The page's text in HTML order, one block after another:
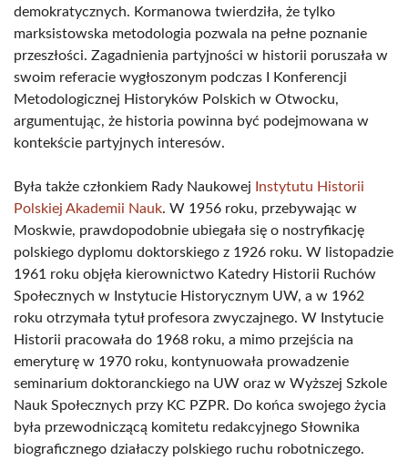
demokratycznych. Kormanowa twierdziła, że tylko
marksistowska metodologia pozwala na pełne poznanie
przeszłości. Zagadnienia partyjności w historii poruszała w
swoim referacie wygłoszonym podczas I Konferencji
Metodologicznej Historyków Polskich w Otwocku,
argumentując, że historia powinna być podejmowana w
kontekście partyjnych interesów.
Była także członkiem Rady Naukowej
Instytutu Historii
Polskiej Akademii Nauk. W 1956 roku, przebywając w
Moskwie, prawdopodobnie ubiegała się o nostryfikację
polskiego dyplomu doktorskiego z 1926 roku. W listopadzie
1961 roku objęła kierownictwo Katedry Historii Ruchów
Społecznych w Instytucie Historycznym UW, a w 1962
roku otrzymała tytuł profesora zwyczajnego. W Instytucie
Historii pracowała do 1968 roku, a mimo przejścia na
emeryturę w 1970 roku, kontynuowała prowadzenie
seminarium doktoranckiego na UW oraz w Wyższej Szkole
Nauk Społecznych przy KC PZPR. Do końca swojego życia
była przewodniczącą komitetu redakcyjnego Słownika
biograficznego działaczy polskiego ruchu robotniczego.